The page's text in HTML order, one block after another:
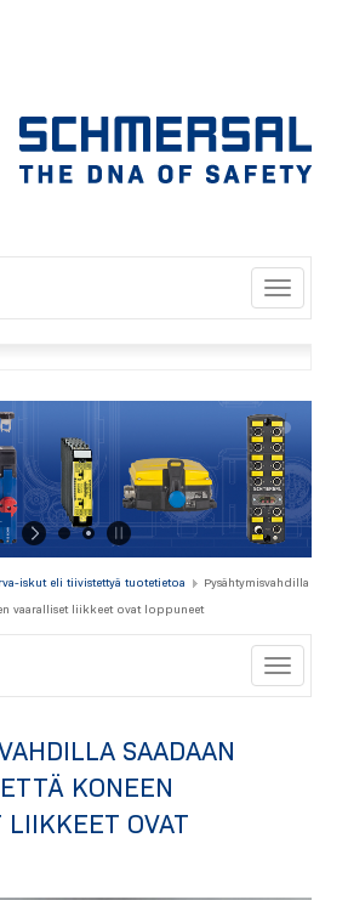
Toggle
iskut eli tiivistettyä tuotetietoa
Pysähtymisvahdilla
vaaralliset liikkeet ovat loppuneet
Toggle
SAADAAN
KONEEN
LIIKKEET OVAT